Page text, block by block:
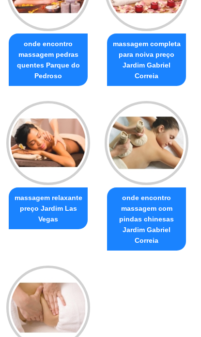
onde encontro
massagem pedras
quentes Parque do
Pedroso
massagem completa
para noiva preço
Jardim Gabriel
Correia
massagem relaxante
preço Jardim Las
Vegas
onde encontro
massagem com
pindas chinesas
Jardim Gabriel
Correia